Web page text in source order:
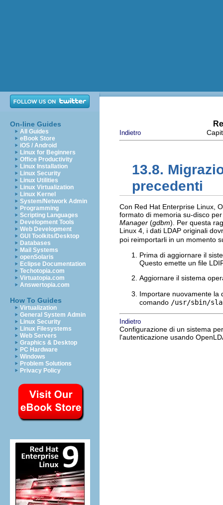
On-line Guides
All Guides
eBook Store
iOS / Android
Linux for Beginners
Office Productivity
Linux Installation
Linux Security
Linux Utilities
Linux Virtualization
Linux Kernel
System/Network Admin
Programming
Scripting Languages
Development Tools
Web Development
GUI Toolkits/Desktop
Databases
Mail Systems
openSolaris
Eclipse Documentation
Techotopia.com
Virtuatopia.com
Answertopia.com
How To Guides
Virtualization
General System Admin
Linux Security
Linux Filesystems
Web Servers
Graphics & Desktop
PC Hardware
Windows
Problem Solutions
Privacy Policy
Indietro
13.8.
precedenti
Con Red Hat Enterprise Linux,
formato di memoria su-disco
Manager (gdbm). Per questa
Linux 4, i dati LDAP originali
poi reimportarli in un momento
Prima di aggiornare il
Questo emette un file
Aggiornare il sistema
Importare nuovamente la
comando /usr/sbin/
Indietro
Configurazione di un sistema per
l'autenticazione usando